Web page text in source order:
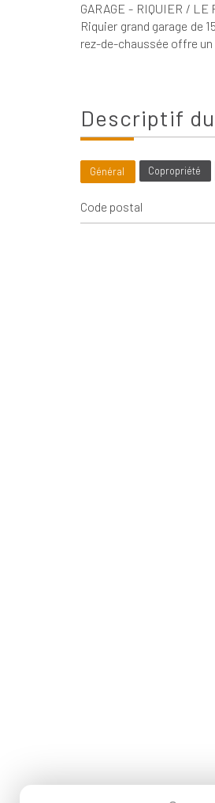
GARAGE - RIQUIER /
Riquier grand garage de
rez-de-chaussée offre
descriptif du
Général Copropriété
Code postal